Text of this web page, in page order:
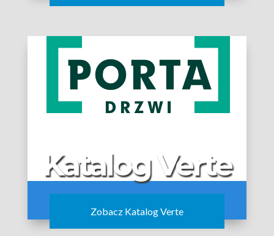
Katalog Verte
Zobacz Katalog Verte